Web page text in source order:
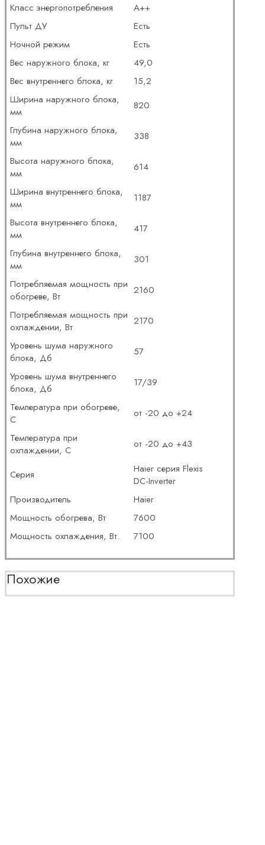
Класс энергопотребления
A++
Пульт ДУ
Есть
Ночной режим
Есть
Вес наружного блока, кг
49,0
Вес внутреннего блока, кг
15,2
Ширина наружного блока,
мм
820
Глубина наружного блока,
мм
338
Высота наружного блока,
мм
614
Ширина внутреннего блока,
мм
1187
Высота внутреннего блока,
мм
417
Глубина внутреннего блока,
мм
301
Потребляемая мощность при
обогреве, Вт
2160
Потребляемая мощность при
охлаждении, Вт
2170
Уровень шума наружного
блока, Дб
57
Уровень шума внутреннего
блока, Дб
17/39
Температура при обогреве,
С
от -20 до +24
Температура при
охлаждении, С
от -20 до +43
Серия
Haier серия Flexis
DC-Inverter
Производитель
Haier
Мощность обогрева, Вт
7600
Мощность охлаждения, Вт.
7100
Похожие